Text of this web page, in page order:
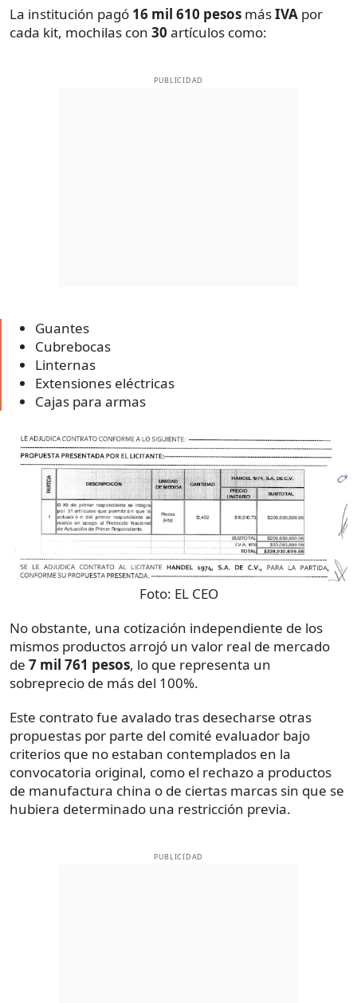
La institución pagó 16 mil 610 pesos másIVA por
cada kit, mochilas con 30 artículos como:
PUBLICIDAD
Guantes
Cubrebocas
Linternas
Extensiones eléctricas
Cajas para armas
Foto: EL CEO
No obstante, una cotización independiente de los
mismos productos arrojó un valor real de mercado
de 7 mil 761 pesos, lo que representa un
sobreprecio de más del 100%.
Este contrato fue avalado tras desecharse otras
propuestas por parte del comité evaluador bajo
criterios que no estaban contemplados en la
convocatoria original, como el rechazo a productos
de manufactura china o de ciertas marcas sin que se
hubiera determinado una restricción previa.
PUBLICIDAD